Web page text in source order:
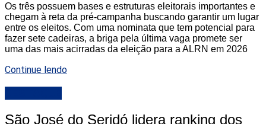
Os três possuem bases e estruturas eleitorais importantes e
chegam à reta da pré-campanha buscando garantir um lugar
entre os eleitos. Com uma nominata que tem potencial para
fazer sete cadeiras, a briga pela última vaga promete ser
uma das mais acirradas da eleição para a ALRN em 2026
Continue lendo
São José do Seridó lidera ranking dos